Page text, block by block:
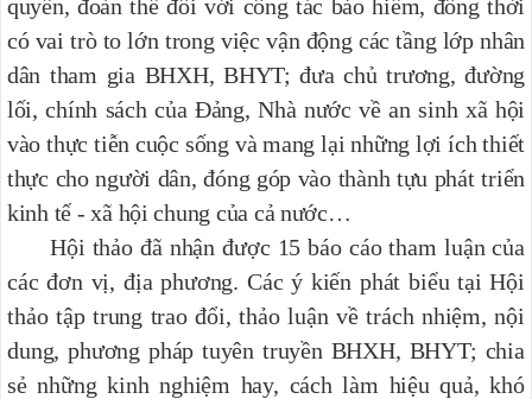
quyền, đoàn thể đối với công tác bảo hiểm, đồng thời
có vai trò to lớn trong việc vận động các tầng lớp nhân
dân tham gia BHXH, BHYT; đưa chủ trương, đường
lối, chính sách của Đảng, Nhà nước về an sinh xã hội
vào thực tiễn cuộc sống và mang lại những lợi ích thiết
thực cho người dân, đóng góp vào thành tựu phát triển
kinh tế - xã hội chung của cả nước…
Hội thảo đã nhận được 15 báo cáo tham luận của
các đơn vị, địa phương. Các ý kiến phát biểu tại Hội
thảo tập trung trao đổi, thảo luận về trách nhiệm, nội
dung, phương pháp tuyên truyền BHXH, BHYT; chia
sẻ những kinh nghiệm hay, cách làm hiệu quả, khó